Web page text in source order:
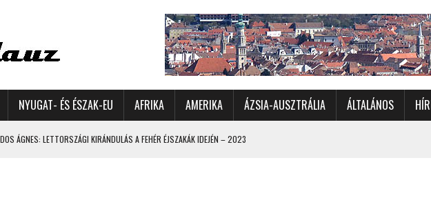
NYUGAT- ÉS ÉSZAK-EU AFRIKA AMERIKA ÁZSIA-AUSZTRÁLIA ÁLTALÁNOS
ÁGNES: LETTORSZÁGI KIRÁNDULÁS A FEHÉR ÉJSZAKÁK IDEJÉN – 2023
– AKÁR HÓ NÉLKÜL IS ÜNNEPLŐBEN